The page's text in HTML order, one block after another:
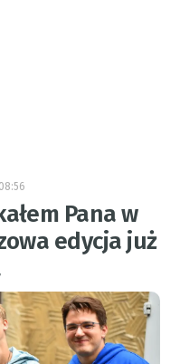
08:56
Pana w
edycja już